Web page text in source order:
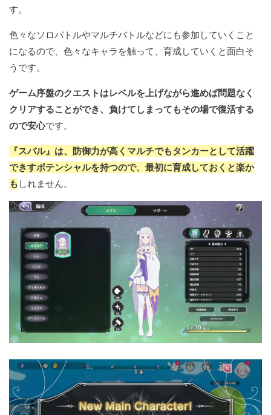
す。
色々なソロバトルやマルチバトルなどにも参加していくこと
になるので、色々なキャラを触って、育成していくと面白そ
うです。
ゲーム序盤のクエストはレベルを上げながら進めば問題なく
クリアすることができ、負けてしまってもその場で復活する
ので安心です。
『スバル』は、防御力が高くマルチでもタンカーとして活躍
できすポテンシャルを持つので、最初に育成しておくと楽か
も しれません。